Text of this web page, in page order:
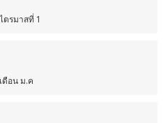
รมาสที่ 1
อน ม.ค